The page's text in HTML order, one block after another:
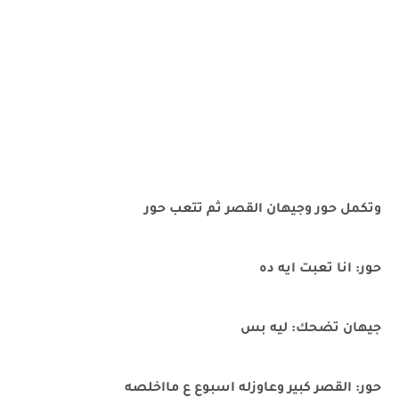
وتكمل حور وجيهان القصر ثم تتعب حور
حور: انا تعبت ايه ده
جيهان تضحك: ليه بس
حور: القصر كبير وعاوزله اسبوع ع مااخلصه